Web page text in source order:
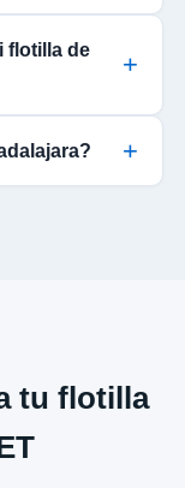
flotilla de
tu flotilla